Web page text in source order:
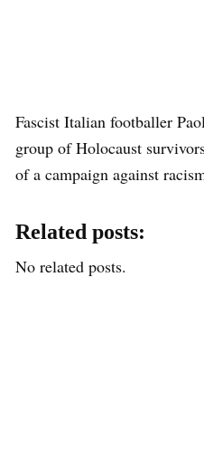
Fascist Italian footballer
group of Holocaust
of a campaign against
Related posts:
No related posts.